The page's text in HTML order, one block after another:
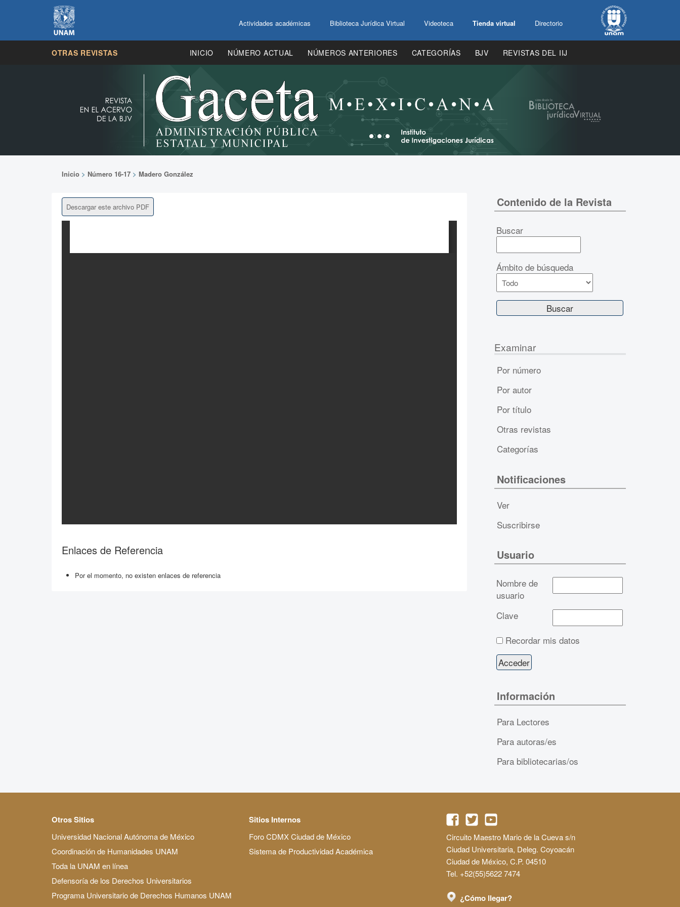
Actividades académicas Biblioteca Jurídica Virtual Videoteca Tienda virtual Directorio
OTRAS REVISTAS INICIO NÚMERO ACTUAL NÚMEROS ANTERIORES CATEGORÍAS BJV REVISTAS DEL IIJ
Inicio > Número 16-17 > Madero González
Descargar este archivo PDF
Enlaces de Referencia
Por el momento, no existen enlaces de referencia
Contenido de la Revista
Buscar
Ámbito de búsqueda
Examinar
Por número
Por autor
Por título
Otras revistas
Categorías
Notificaciones
Ver
Suscribirse
Usuario
Nombre de
usuario
Clave
Recordar mis datos
Información
Para Lectores
Para autoras/es
Para bibliotecarias/os
Otros Sitios
Universidad Nacional Autónoma de México
Coordinación de Humanidades UNAM
Toda la UNAM en línea
Defensoría de los Derechos Universitarios
Programa Universitario de Derechos Humanos UNAM
Sitios Internos
Foro CDMX Ciudad de México
Sistema de Productividad Académica
Circuito Maestro Mario de la Cueva s/n
Ciudad Universitaria, Deleg. Coyoacán
Ciudad de México, C.P. 04510
Tel. +52(55)5622 7474
¿Cómo llegar?